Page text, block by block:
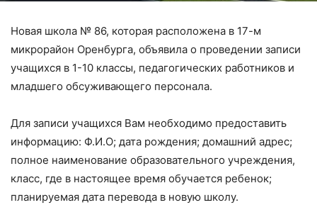
Новая школа № 86, которая расположена в 17-м
микрорайон Оренбурга, объявила о проведении записи
учащихся в 1-10 классы, педагогических работников и
младшего обсуживающего персонала.
Для записи учащихся Вам необходимо предоставить
информацию: Ф.И.О; дата рождения; домашний адрес;
полное наименование образовательного учреждения,
класс, где в настоящее время обучается ребенок;
планируемая дата перевода в новую школу.